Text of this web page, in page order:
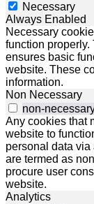
Necessary
Always Enabled
Necessary
function
ensures basic
website. These
information.
Non Necessary
non-
Any cookies that
website to
personal data
are termed as
procure user
website.
Analytics